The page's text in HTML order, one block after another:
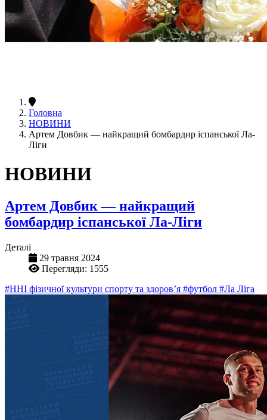
Головна
НОВИНИ
Артем Довбик — найкращий бомбардир іспанської Ла-
Ліги
НОВИНИ
Артем Довбик — найкращий
бомбардир іспанської Ла-Ліги
Деталі
29 травня 2024
Перегляди: 1555
#ННІ фізичної культури спорту та здоров’я #футбол #Ла Ліга